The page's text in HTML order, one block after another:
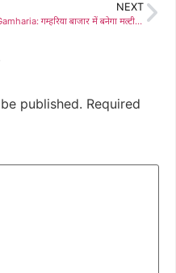
NEXT
Gamharia: गम्हरिया बाजार में बनेगा मल्टीस्टोरी मार्केट कॉम्प्लेक्स, झामुमो नेता केपी सोरेन कहा- दुकानदारों को मिलेगी जाम और अव्यवस्था से मुक्ति
published. Required